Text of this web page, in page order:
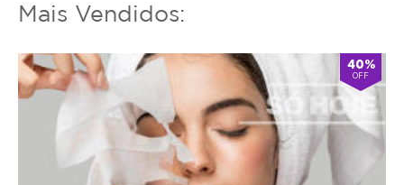
Mais Vendidos:
40%
OFF